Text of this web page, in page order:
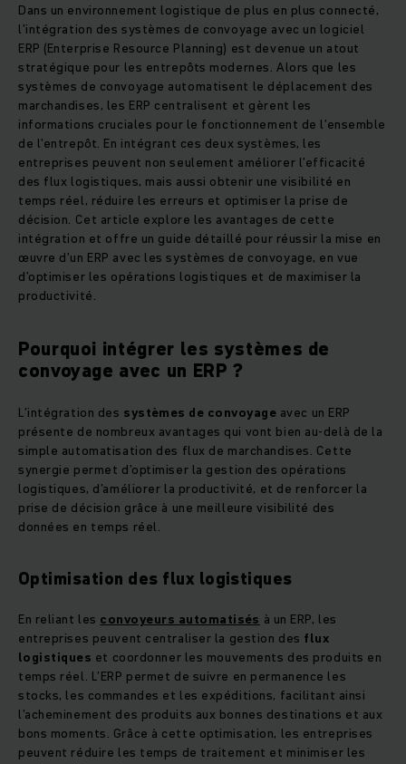
Dans un environnement logistique de plus en plus connecté,
l’intégration des systèmes de convoyage avec un logiciel
ERP (Enterprise Resource Planning) est devenue un atout
stratégique pour les entrepôts modernes. Alors que les
systèmes de convoyage automatisent le déplacement des
marchandises, les ERP centralisent et gèrent les
informations cruciales pour le fonctionnement de l’ensemble
de l’entrepôt. En intégrant ces deux systèmes, les
entreprises peuvent non seulement améliorer l’efficacité
des flux logistiques, mais aussi obtenir une visibilité en
temps réel, réduire les erreurs et optimiser la prise de
décision. Cet article explore les avantages de cette
intégration et offre un guide détaillé pour réussir la mise en
œuvre d’un ERP avec les systèmes de convoyage, en vue
d’optimiser les opérations logistiques et de maximiser la
productivité.
Pourquoi intégrer les systèmes de
convoyage avec un ERP ?
L’intégration des systèmes de convoyage avec un ERP
présente de nombreux avantages qui vont bien au-delà de la
simple automatisation des flux de marchandises. Cette
synergie permet d’optimiser la gestion des opérations
logistiques, d’améliorer la productivité, et de renforcer la
prise de décision grâce à une meilleure visibilité des
données en temps réel.
Optimisation des flux logistiques
En reliant les convoyeurs automatisés à un ERP, les
entreprises peuvent centraliser la gestion des flux
logistiques et coordonner les mouvements des produits en
temps réel. L’ERP permet de suivre en permanence les
stocks, les commandes et les expéditions, facilitant ainsi
l’acheminement des produits aux bonnes destinations et aux
bons moments. Grâce à cette optimisation, les entreprises
peuvent réduire les temps de traitement et minimiser les